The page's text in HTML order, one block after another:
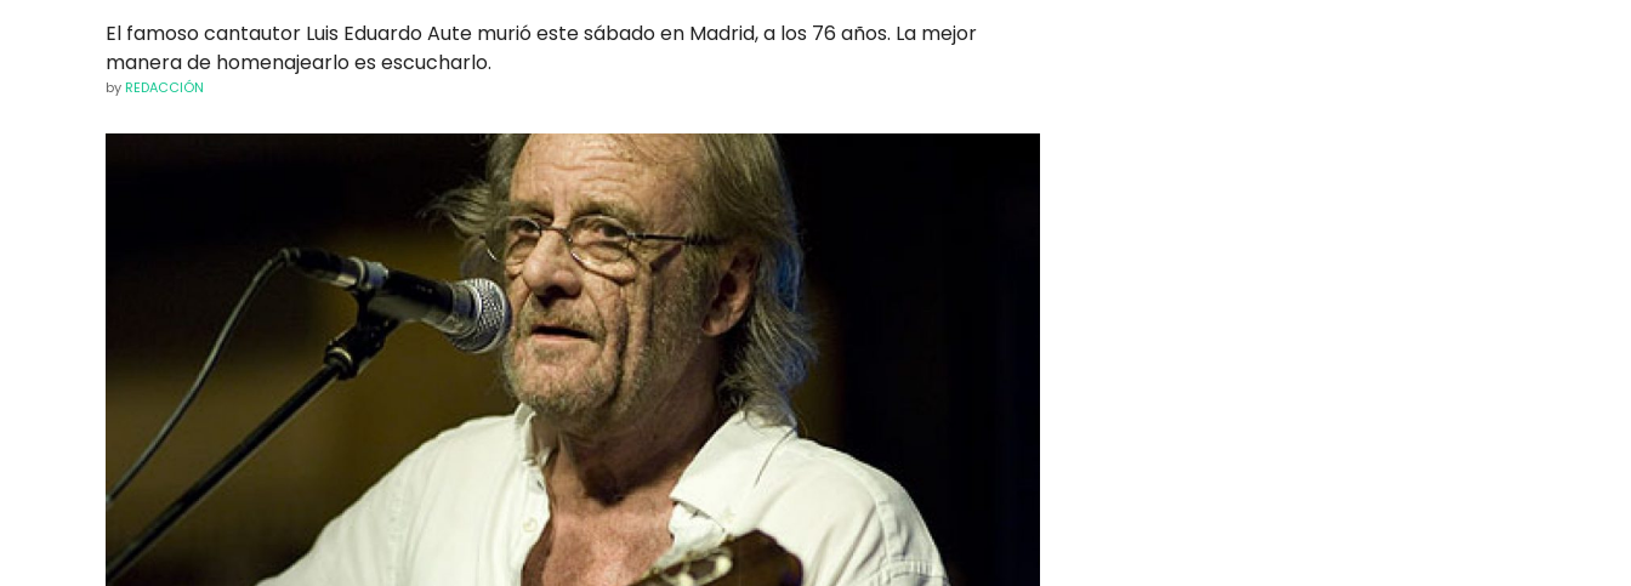
El famoso cantautor Luis Eduardo Aute murió este sábado en Madrid, a los 76 años. La mejor
manera de homenajearlo es escucharlo.
by REDACCIÓN